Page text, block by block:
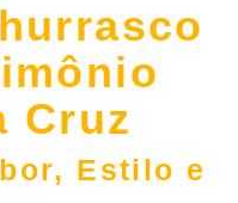
Cruz
Estilo e